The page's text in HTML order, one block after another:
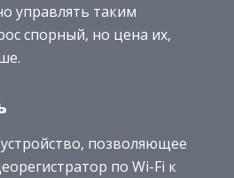
управлять таким
спорный, но цена их,
позволяющее
по Wi-Fi к